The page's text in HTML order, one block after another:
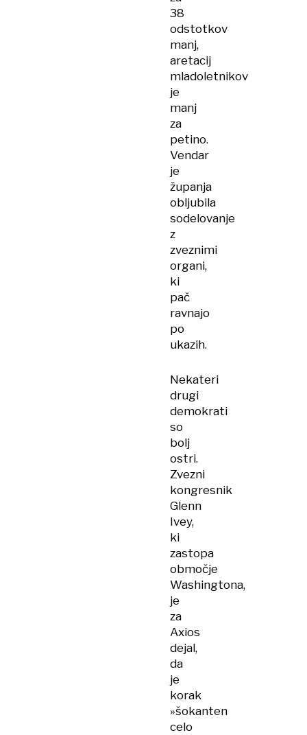
38
odstotkov
manj,
aretacij
mladoletnikov
je
manj
za
petino.
Vendar
je
županja
obljubila
sodelovanje
z
zveznimi
organi,
ki
pač
ravnajo
po
ukazih.
Nekateri
drugi
demokrati
so
bolj
ostri.
Zvezni
kongresnik
Glenn
Ivey,
ki
zastopa
območje
Washingtona,
je
za
Axios
dejal,
da
je
korak
»šokanten
celo